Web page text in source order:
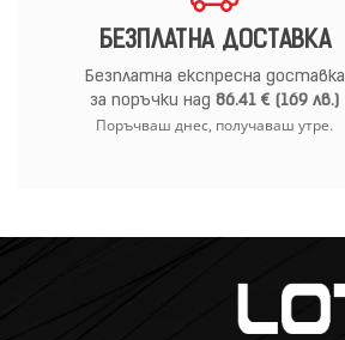
БЕЗПЛАТНА ДОСТАВКА
Безплатна експресна доставка
за поръчки над86.41 € (169 лв.)
Поръчваш днес, получаваш утре.